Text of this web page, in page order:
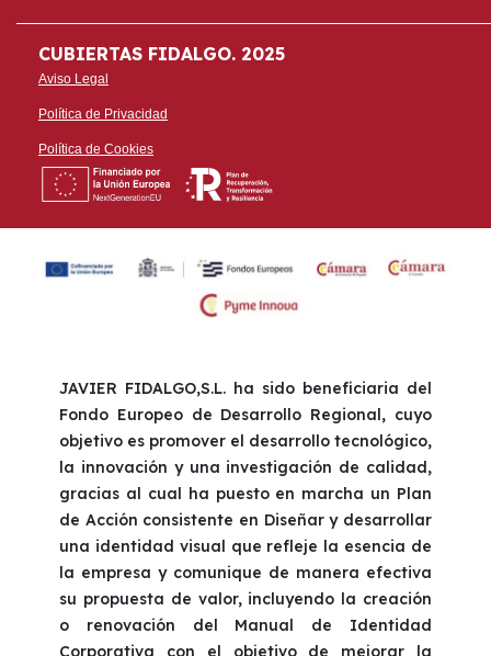
CUBIERTAS FIDALGO. 2025
Aviso Legal
Política de Privacidad
Política de Cookies
JAVIER FIDALGO,S.L. ha sido beneficiaria del
Fondo Europeo de Desarrollo Regional, cuyo
objetivo es promover el desarrollo tecnológico,
la innovación y una investigación de calidad,
gracias al cual ha puesto en marcha un Plan
de Acción consistente en Diseñar y desarrollar
una identidad visual que refleje la esencia de
la empresa y comunique de manera efectiva
su propuesta de valor, incluyendo la creación
o renovación del Manual de Identidad
Corporativa con el objetivo de mejorar la